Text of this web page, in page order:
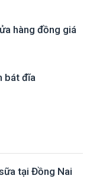
hàng đồng giá
bát đĩa
tại Đồng Nai